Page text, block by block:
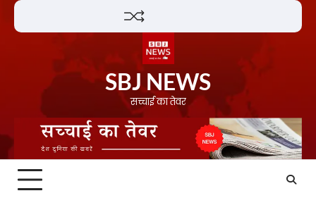
Skip
SBJ NEWS
सच्चाई का तेवर